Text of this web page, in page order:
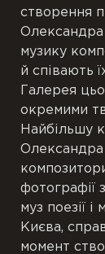
створення
музику
й співають
Галерея
окремими
Найбільшу
Олександра
фотографії
муз поезії
Києва,
момент